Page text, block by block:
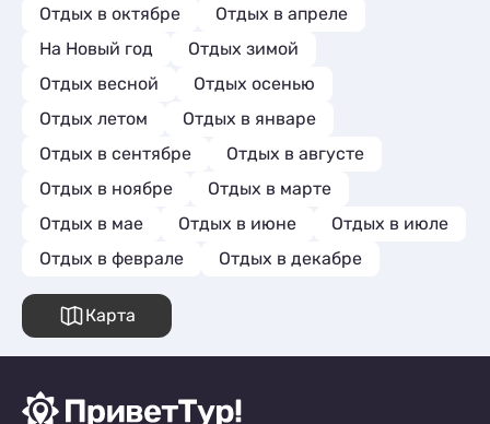
Отдых в октябре
Отдых в апреле
На Новый год
Отдых зимой
Отдых весной
Отдых осенью
Отдых летом
Отдых в январе
Отдых в сентябре
Отдых в августе
Отдых в ноябре
Отдых в марте
Отдых в мае
Отдых в июне
Отдых в июле
Отдых в феврале
Отдых в декабре
Карта